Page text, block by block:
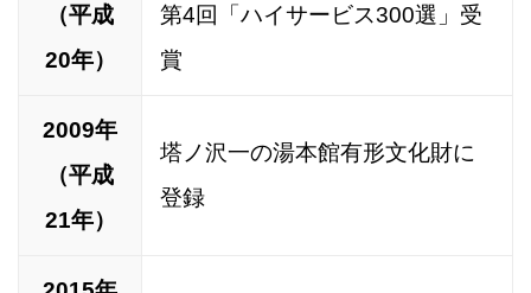
（平成
20年）
第4回「ハイサービス300選」受
賞
2009年
（平成
21年）
塔ノ沢一の湯本館有形文化財に
登録